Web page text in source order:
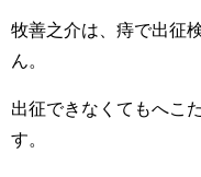
牧善之介は、痔で出征
ん。
出征できなくてもへこ
す。